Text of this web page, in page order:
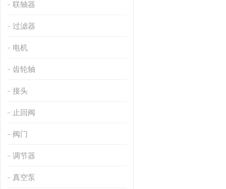
联轴器
过滤器
电机
齿轮轴
接头
止回阀
阀门
调节器
真空泵